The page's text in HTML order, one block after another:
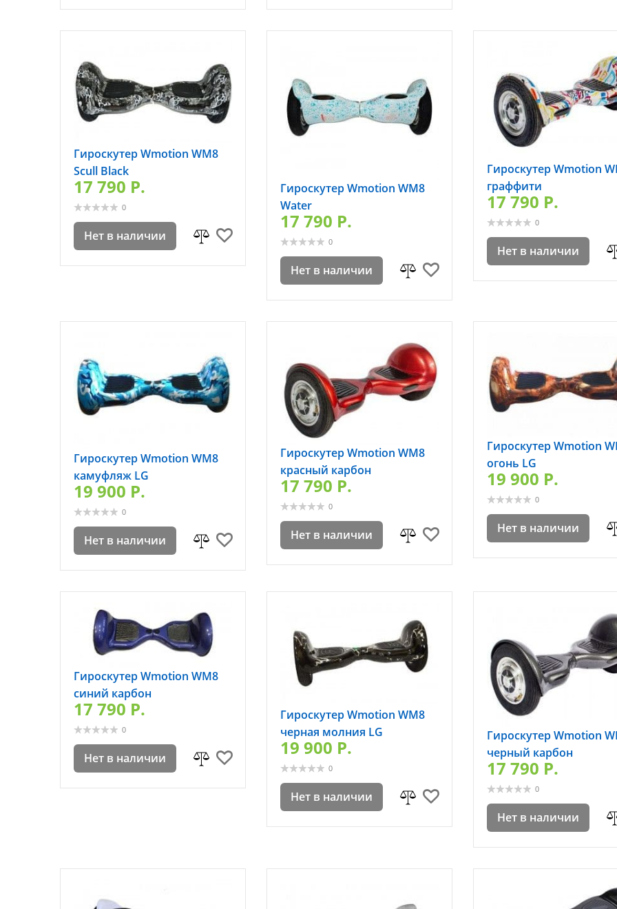
Гироскутер Wmotion WM8
Scull Black
17 790 P.
0
Нет в наличии
Гироскутер Wmotion WM8
Water
17 790 P.
0
Нет в наличии
Гироскутер Wmotion
граффити
17 790 P.
0
Нет в наличии
Гироскутер Wmotion WM8
камуфляж LG
19 900 P.
0
Нет в наличии
Гироскутер Wmotion WM8
красный карбон
17 790 P.
0
Нет в наличии
Гироскутер Wmotion
огонь LG
19 900 P.
0
Нет в наличии
Гироскутер Wmotion WM8
синий карбон
17 790 P.
0
Нет в наличии
Гироскутер Wmotion WM8
черная молния LG
19 900 P.
0
Нет в наличии
Гироскутер Wmotion
черный карбон
17 790 P.
0
Нет в наличии